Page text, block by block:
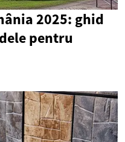
2025: ghid
pentru